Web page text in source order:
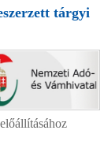
tárgyi